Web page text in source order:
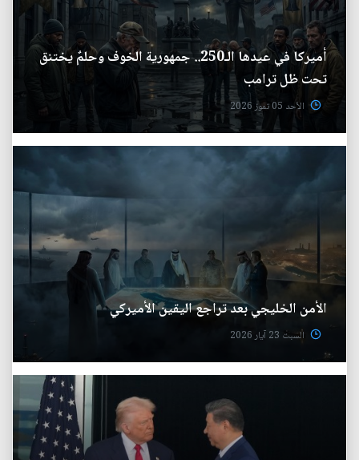
أميركا في عيدها الـ250.. جمهورية الخوف وحلمٌ يختنق
تحت ظل ترامب
الأحد 05 تموز 2026
الأمن الخليجي بعد تراجع اليقين الأميركي
السبت 23 آيار 2026